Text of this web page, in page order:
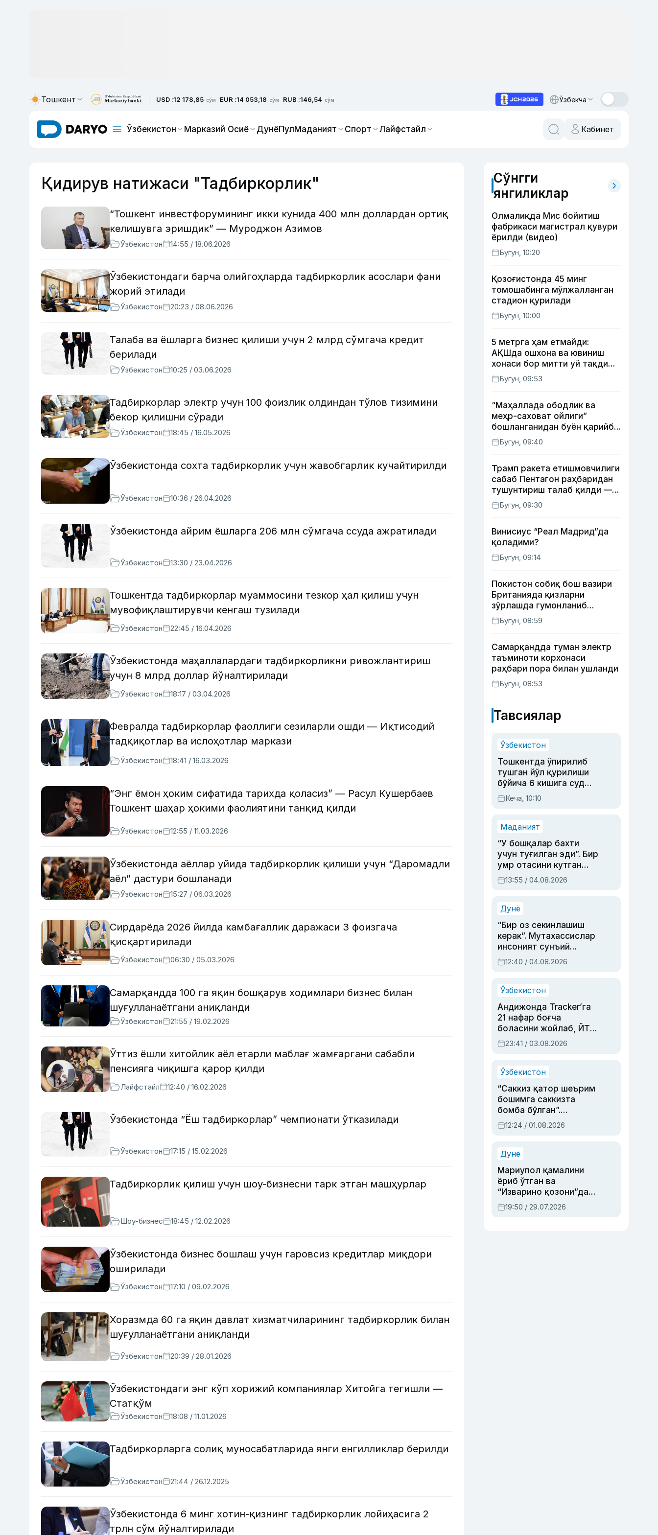
Тошкент USD :12 178,85 сўм EUR :14 053,18 сўм RUB :146,54 сўм Ўзбекча
Ўзбекистон Марказий Осиё ДунёПулМаданият Спорт Лайфстайл Кабинет
Қидирув натижаси "Тадбиркорлик"
“Тошкент инвестфорумининг икки кунида 400 млн доллардан ортиқ
келишувга эришдик” — Муроджон Азимов
Ўзбекистон 14:55 / 18.06.2026
Ўзбекистондаги барча олийгоҳларда тадбиркорлик асослари фани
жорий этилади
Ўзбекистон 20:23 / 08.06.2026
Талаба ва ёшларга бизнес қилиши учун 2 млрд сўмгача кредит
берилади
Ўзбекистон 10:25 / 03.06.2026
Тадбиркорлар электр учун 100 фоизлик олдиндан тўлов тизимини
бекор қилишни сўради
Ўзбекистон 18:45 / 16.05.2026
Ўзбекистонда сохта тадбиркорлик учун жавобгарлик кучайтирилди
Ўзбекистон 10:36 / 26.04.2026
Ўзбекистонда айрим ёшларга 206 млн сўмгача ссуда ажратилади
Ўзбекистон 13:30 / 23.04.2026
Тошкентда тадбиркорлар муаммосини тезкор ҳал қилиш учун
мувофиқлаштирувчи кенгаш тузилади
Ўзбекистон 22:45 / 16.04.2026
Ўзбекистонда маҳаллалардаги тадбиркорликни ривожлантириш
учун 8 млрд доллар йўналтирилади
Ўзбекистон 18:17 / 03.04.2026
Февралда тадбиркорлар фаоллиги сезиларли ошди — Иқтисодий
тадқиқотлар ва ислоҳотлар маркази
Ўзбекистон 18:41 / 16.03.2026
“Энг ёмон ҳоким сифатида тарихда қоласиз” — Расул Кушербаев
Тошкент шаҳар ҳокими фаолиятини танқид қилди
Ўзбекистон 12:55 / 11.03.2026
Ўзбекистонда аёллар уйида тадбиркорлик қилиши учун “Даромадли
аёл” дастури бошланади
Ўзбекистон 15:27 / 06.03.2026
Сирдарёда 2026 йилда камбағаллик даражаси 3 фоизгача
қисқартирилади
Ўзбекистон 06:30 / 05.03.2026
Самарқандда 100 га яқин бошқарув ходимлари бизнес билан
шуғулланаётгани аниқланди
Ўзбекистон 21:55 / 19.02.2026
Ўттиз ёшли хитойлик аёл етарли маблағ жамғаргани сабабли
пенсияга чиқишга қарор қилди
Лайфстайл 12:40 / 16.02.2026
Ўзбекистонда “Ёш тадбиркорлар” чемпионати ўтказилади
Ўзбекистон 17:15 / 15.02.2026
Тадбиркорлик қилиш учун шоу-бизнесни тарк этган машҳурлар
Шоу-бизнес 18:45 / 12.02.2026
Ўзбекистонда бизнес бошлаш учун гаровсиз кредитлар миқдори
оширилади
Ўзбекистон 17:10 / 09.02.2026
Хоразмда 60 га яқин давлат хизматчиларининг тадбиркорлик билан
шуғулланаётгани аниқланди
Ўзбекистон 20:39 / 28.01.2026
Ўзбекистондаги энг кўп хорижий компаниялар Хитойга тегишли —
Статқўм
Ўзбекистон 18:08 / 11.01.2026
Тадбиркорларга солиқ муносабатларида янги енгилликлар берилди
Ўзбекистон 21:44 / 26.12.2025
Ўзбекистонда 6 минг хотин-қизнинг тадбиркорлик лойиҳасига 2
трлн сўм йўналтирилади
Сўнгги
янгиликлар
Олмалиқда Мис бойитиш
фабрикаси магистрал қувури
ёрилди (видео)
Бугун, 10:20
Қозоғистонда 45 минг
томошабинга мўлжалланган
стадион қурилади
Бугун, 10:00
5 метрга ҳам етмайди:
АҚШда ошхона ва ювиниш
хонаси бор митти уй тақдим
этилди
Бугун, 09:53
“Маҳаллада ободлик ва
меҳр-саховат ойлиги”
бошланганидан буён қарийб
350 та экологик
ҳуқуқбузарлик аниқланди
Бугун, 09:40
Трамп ракета етишмовчилиги
сабаб Пентагон раҳбаридан
тушунтириш талаб қилди —
WPБугун, 09:30
Винисиус “Реал Мадрид”да
қоладими?
Бугун, 09:14
Покистон собиқ бош вазири
Британияда қизларни
зўрлашда гумонланиб
ушланган — The Guardian
Бугун, 08:59
Самарқандда туман электр
таъминоти корхонаси
раҳбари пора билан ушланди
Бугун, 08:53
Тавсиялар
Ўзбекистон
Тошкентда ўпирилиб
тушган йўл қурилиши
бўйича 6 кишига суд
ҳукми ўқилди
Кеча, 10:10
Маданият
“У бошқалар бахти
учун туғилган эди”. Бир
умр отасини кутган
актриса ва дубльяж
устаси Римма
синовларга тўла ҳаёти
13:55 / 04.08.2026
Дунё
“Бир оз секинлашиш
керак”. Мутахассислар
инсоният сунъий
интеллектни бошқара
олмай қолишидан
12:40 / 04.08.2026
Ўзбекистон
Андижонда Tracker’га
21 нафар боғча
боласини жойлаб, ЙТҲ
содир этган аёлга суд
ҳукми ўқилди
23:41 / 03.08.2026
Ўзбекистон
“Саккиз қатор шеърим
бошимга саккизта
бомба бўлган”.
Абдулла Ориповни
сиёсий айбловлардан
12:24 / 01.08.2026
Дунё
Мариупол қамалини
ёриб ўтган ва
“Изварино қозони”дан
чиққан қаҳрамон —
Украина армияси бош
19:50 / 29.07.2026